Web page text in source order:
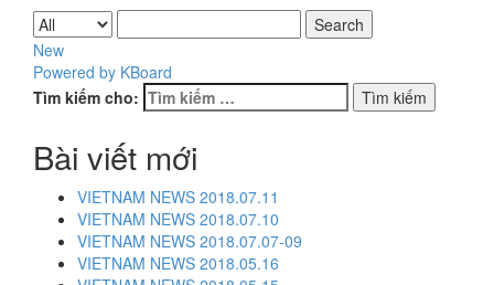
Search
New
Powered by KBoard
Tìm kiếm cho:
Bài viết mới
VIETNAM NEWS 2018.07.11
VIETNAM NEWS 2018.07.10
VIETNAM NEWS 2018.07.07-09
VIETNAM NEWS 2018.05.16